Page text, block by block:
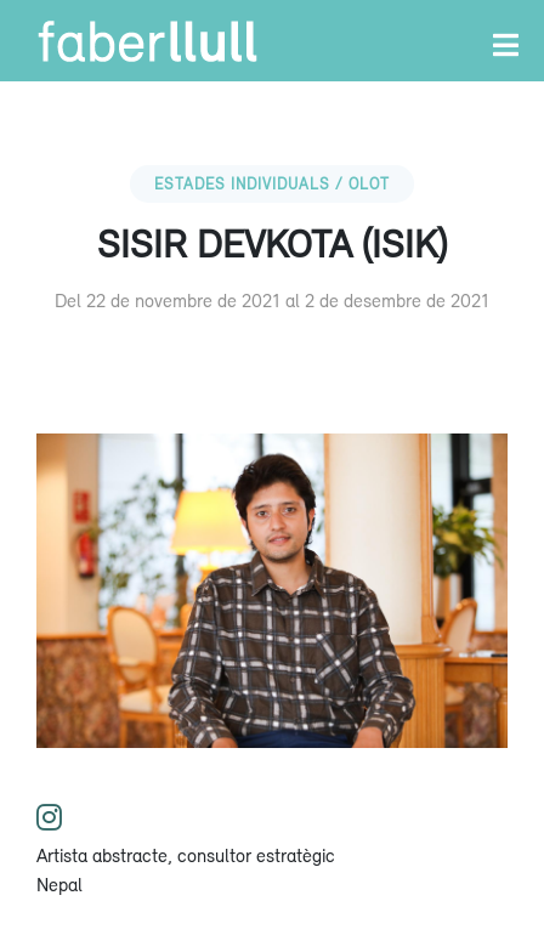
ESTADES INDIVIDUALS / OLOT
SISIR DEVKOTA (ISIK)
Del 22 de novembre de 2021 al 2 de desembre de 2021
Artista abstracte, consultor estratègic
Nepal